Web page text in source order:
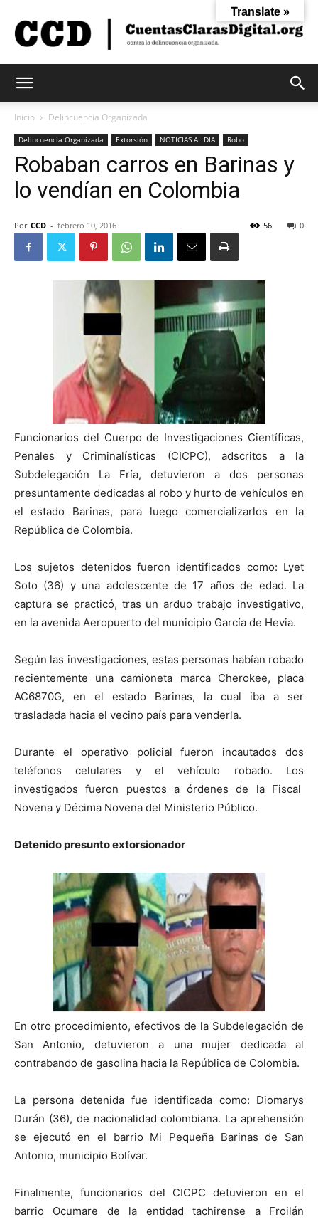
Claras
Inicio Delincuencia Organizada
Delincuencia Organizada Extorsión NOTICIAS AL DIA Robo
Robaban carros en Barinas y
lo vendían en Colombia
Por CCD - febrero 10, 2016 0
56
Funcionarios del Cuerpo de Investigaciones Científicas,
Penales y Criminalísticas (CICPC), adscritos a la
Subdelegación La Fría, detuvieron a dos personas
presuntamente dedicadas al robo y hurto de vehículos en
el estado Barinas, para luego comercializarlos en la
República de Colombia.
Los sujetos detenidos fueron identificados como: Lyet
Soto (36) y una adolescente de 17 años de edad. La
captura se practicó, tras un arduo trabajo investigativo,
en la avenida Aeropuerto del municipio García de Hevia.
Según las investigaciones, estas personas habían robado
recientemente una camioneta marca Cherokee, placa
AC6870G, en el estado Barinas, la cual iba a ser
trasladada hacia el vecino país para venderla.
Durante el operativo policial fueron incautados dos
teléfonos celulares y el vehículo robado. Los
investigados fueron puestos a órdenes de la Fiscal
Novena y Décima Novena del Ministerio Público.
Detenido presunto extorsionador
En otro procedimiento, efectivos de la Subdelegación de
San Antonio, detuvieron a una mujer dedicada al
contrabando de gasolina hacia la República de Colombia.
La persona detenida fue identificada como: Diomarys
Durán (36), de nacionalidad colombiana. La aprehensión
se ejecutó en el barrio Mi Pequeña Barinas de San
Antonio, municipio Bolívar.
Finalmente, funcionarios del CICPC detuvieron en el
barrio Ocumare de la entidad tachirense a Froilán
Translate »